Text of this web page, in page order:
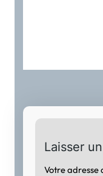
Laisser
Votre adresse